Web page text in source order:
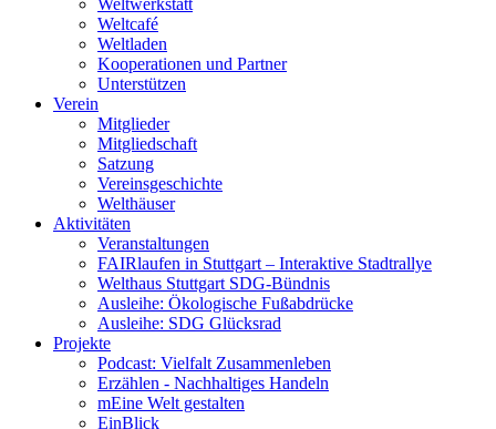
Weltwerkstatt
Weltcafé
Weltladen
Kooperationen und Partner
Unterstützen
Verein
Mitglieder
Mitgliedschaft
Satzung
Vereinsgeschichte
Welthäuser
Aktivitäten
Veranstaltungen
FAIRlaufen in Stuttgart – Interaktive Stadtrallye
Welthaus Stuttgart SDG-Bündnis
Ausleihe: Ökologische Fußabdrücke
Ausleihe: SDG Glücksrad
Projekte
Podcast: Vielfalt Zusammenleben
Erzählen - Nachhaltiges Handeln
mEine Welt gestalten
EinBlick